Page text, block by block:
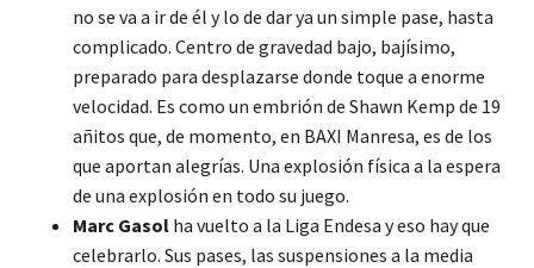
no se va a ir de él y lo de dar ya un simple pase, hasta
complicado. Centro de gravedad bajo, bajísimo,
preparado para desplazarse donde toque a enorme
velocidad. Es como un embrión de Shawn Kemp de 19
añitos que, de momento, en BAXI Manresa, es de los
que aportan alegrías. Una explosión física a la espera
de una explosión en todo su juego.
Marc Gasol ha vuelto a la Liga Endesa y eso hay que
celebrarlo. Sus pases, las suspensiones a la media